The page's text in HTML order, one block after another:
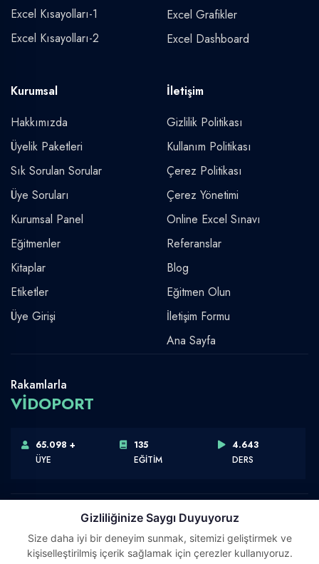
Excel Kısayolları-1
Excel Kısayolları-2
Excel Grafikler
Excel Dashboard
Kurumsal
Hakkımızda
Üyelik Paketleri
Sık Sorulan Sorular
Üye Soruları
Kurumsal Panel
Eğitmenler
Kitaplar
Etiketler
Üye Girişi
İletişim
Gizlilik Politikası
Kullanım Politikası
Çerez Politikası
Çerez Yönetimi
Online Excel Sınavı
Referanslar
Blog
Eğitmen Olun
İletişim Formu
Ana Sayfa
Rakamlarla
VİDOPORT
65.098 +
ÜYE
135
EĞİTİM
4.643
DERS
Telif Hakkı © 2026 Vidoport, Inc.
Software,Design & Development:Webimonline
Gizliliğinize Saygı Duyuyoruz
Size daha iyi bir deneyim sunmak, sitemizi geliştirmek ve
kişiselleştirilmiş içerik sağlamak için çerezler kullanıyoruz.